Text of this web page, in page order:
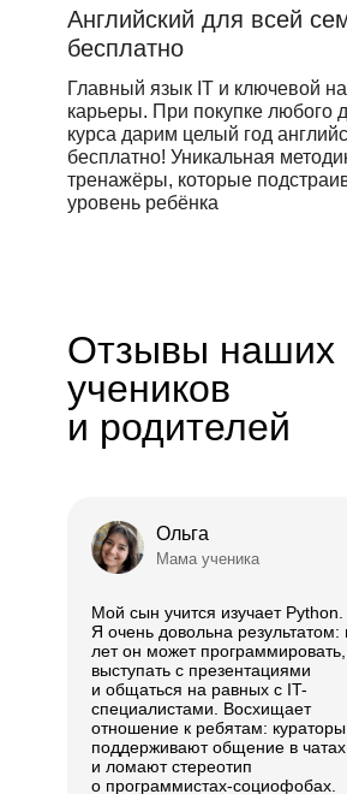
Английский для всей
бесплатно
Главный язык IT и ключевой
карьеры. При покупке любого
курса дарим целый год
бесплатно! Уникальная
тренажёры, которые
уровень ребёнка
Отзывы наших
учеников
и родителей
Мой сын учится изучает Python.
Я очень довольна результатом:
лет он может программировать,
выступать с презентациями
и общаться на равных с IT-
специалистами. Восхищает
отношение к ребятам: кураторы
поддерживают общение в чатах
и ломают стереотип
о программистах-социофобах.
Ольга
Мама ученика